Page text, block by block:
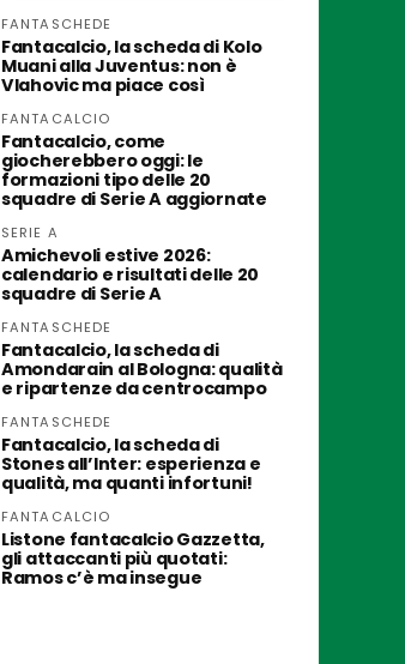
FANTASCHEDE
Fantacalcio, la scheda di Kolo
Muani alla Juventus: non è
Vlahovic ma piace così
FANTACALCIO
Fantacalcio, come
giocherebbero oggi: le
formazioni tipo delle 20
squadre di Serie A aggiornate
SERIE A
Amichevoli estive 2026:
calendario e risultati delle 20
squadre di Serie A
FANTASCHEDE
Fantacalcio, la scheda di
Amondarain al Bologna: qualità
e ripartenze da centrocampo
FANTASCHEDE
Fantacalcio, la scheda di
Stones all’Inter: esperienza e
qualità, ma quanti infortuni!
FANTACALCIO
Listone fantacalcio Gazzetta,
gli attaccanti più quotati:
Ramos c’è ma insegue